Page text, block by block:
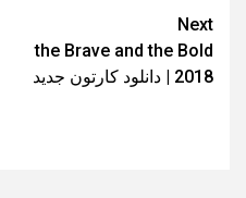
Post
navigation
Next
the Brave and the Bold
2018 | دانلود کارتون جدید